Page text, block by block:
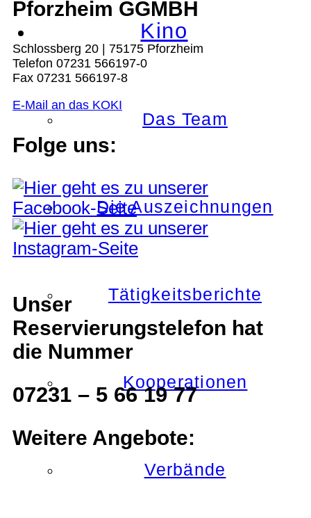
Kino
Das Team
Die Auszeichnungen
Tätigkeitsberichte
Kooperationen
Verbände
Pforzheim GGMBH
Schlossberg 20 | 75175 Pforzheim
Telefon 07231 566197-0
Fax 07231 566197-8
E-Mail an das KOKI
Folge uns:
Unser
Reservierungstelefon hat
die Nummer
07231 – 5 66 19 77
Weitere Angebote: